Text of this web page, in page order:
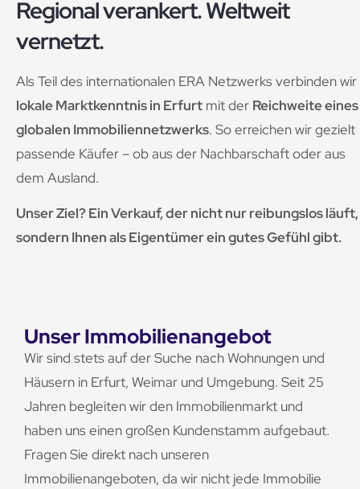
Regional verankert. Weltweit
vernetzt.
Als Teil des internationalen ERA Netzwerks verbinden wir
lokale Marktkenntnis in Erfurt mit der Reichweite eines
globalen Immobiliennetzwerks. So erreichen wir gezielt
passende Käufer – ob aus der Nachbarschaft oder aus
dem Ausland.
Unser Ziel? Ein Verkauf, der nicht nur reibungslos läuft,
sondern Ihnen als Eigentümer ein gutes Gefühl gibt.
Unser Immobilienangebot
Wir sind stets auf der Suche nach Wohnungen und
Häusern in Erfurt, Weimar und Umgebung. Seit 25
Jahren begleiten wir den Immobilienmarkt und
haben uns einen großen Kundenstamm aufgebaut.
Fragen Sie direkt nach unseren
Immobilienangeboten, da wir nicht jede Immobilie